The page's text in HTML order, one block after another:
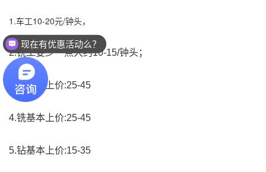
1.车工10-20元/钟头，
2.铣工要少一点大约10-15/钟头；
3.磨基本上价:25-45
4.铣基本上价:25-45
5.钻基本上价:15-35
现在有优惠活动么？